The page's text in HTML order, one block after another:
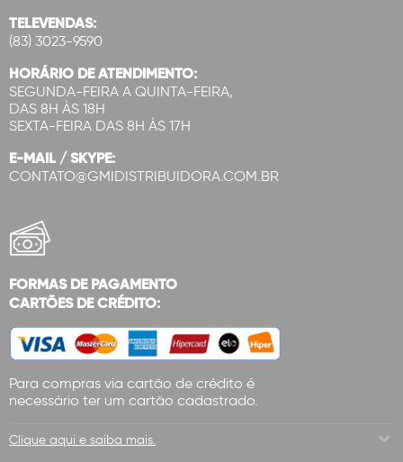
TELEVENDAS:
(83) 3023-9590
HORÁRIO DE ATENDIMENTO:
SEGUNDA-FEIRA A QUINTA-FEIRA,
DAS 8H ÀS 18H
SEXTA-FEIRA DAS 8H ÀS 17H
E-MAIL / SKYPE:
CONTATO@GMIDISTRIBUIDORA.COM.BR
FORMAS DE PAGAMENTO
CARTÕES DE CRÉDITO:
Para compras via cartão de crédito é
necessário ter um cartão cadastrado.
Clique aqui e saiba mais.